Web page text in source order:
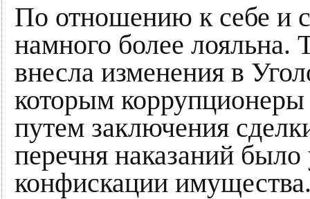
По отношению к себе и
намного более лояльна.
внесла изменения в
которым
путем заключения
перечня наказаний
конфискации